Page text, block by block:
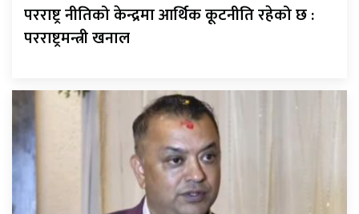
परराष्ट्र नीतिको केन्द्रमा आर्थिक कूटनीति रहेको छ :
परराष्ट्रमन्त्री खनाल